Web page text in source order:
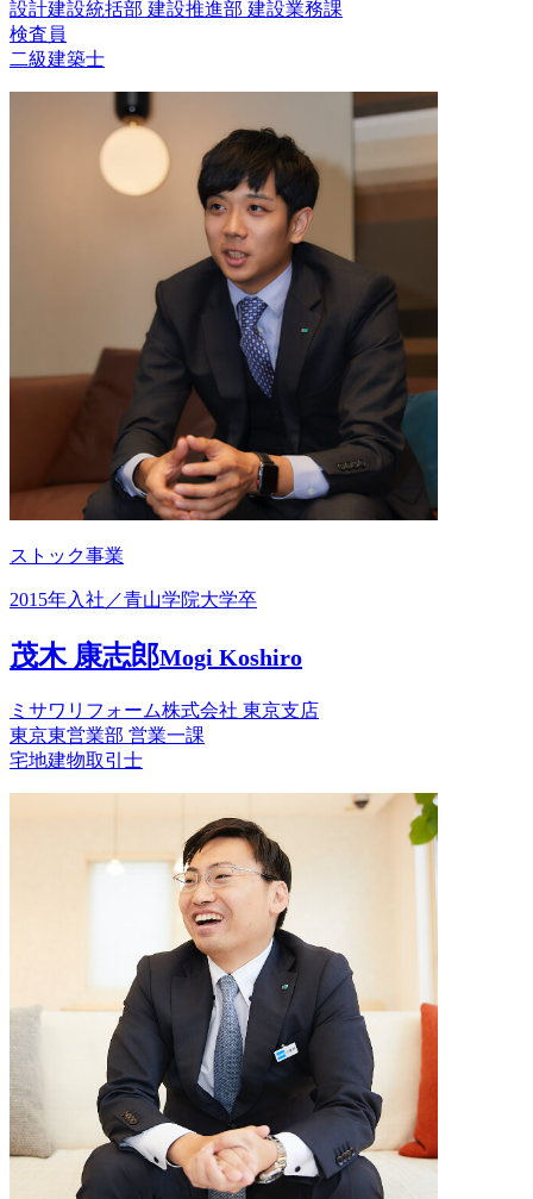
設計建設統括部 建設推進部 建設業務課
検査員
二級建築士
ストック事業
2015年入社／青山学院大学卒
茂木 康志郎Mogi Koshiro
ミサワリフォーム株式会社 東京支店
東京東営業部 営業一課
宅地建物取引士